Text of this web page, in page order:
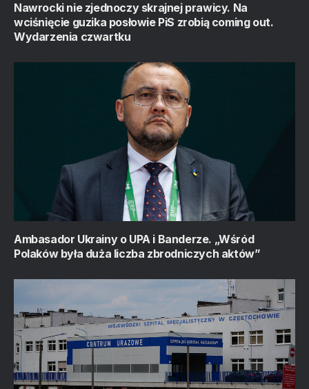
Nawrocki nie zjednoczy skrajnej prawicy. Na
wciśnięcie guzika posłowie PiS zrobią coming out.
Wydarzenia czwartku
Ambasador Ukrainy o UPA i Banderze. „Wśród
Polaków była duża liczba zbrodniczych aktów”